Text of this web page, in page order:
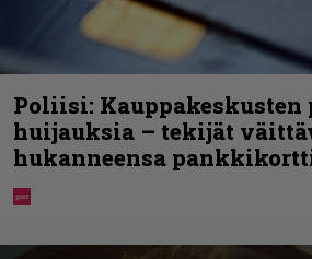
Poliisi:
huijauksia – tekijät
hukanneensa